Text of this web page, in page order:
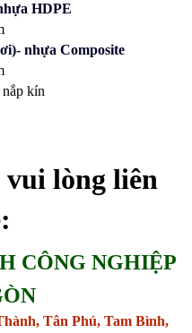
HDPE
nhựa Composite
kín
lòng liên
CÔNG NGHIỆP
Tân Phú, Tam Bình,